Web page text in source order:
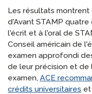
Les résultats montrent
d'Avant STAMP
l'écrit et à l'oral de
Conseil américain de
examen approfondi
de leur précision et de
examen, ACE
crédits universitaires